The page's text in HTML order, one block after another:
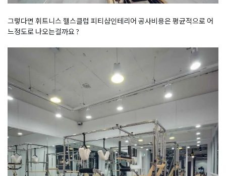
그렇다면 휘트니스 헬스클럽 피티샵인테리어 공사비용은 평균적으로 어
느정도로 나오는걸까요 ?